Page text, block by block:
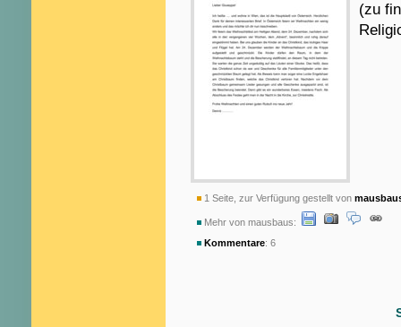
(zu
1 Seite, zur Verfügung gestellt von
Mehr von mausbaus:
Kommentare: 6